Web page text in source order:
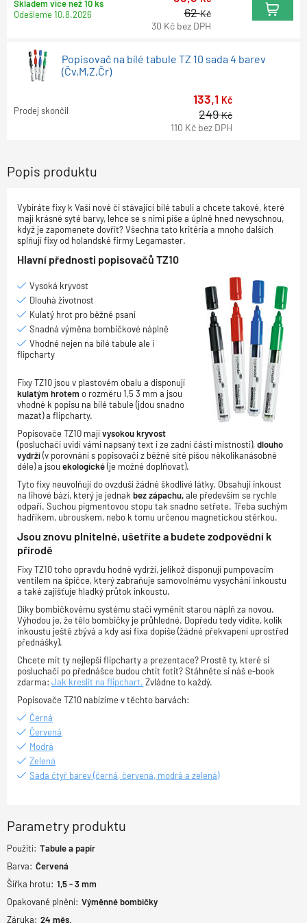
Skladem více než 10 ks
Odešleme10.8.2026 62Kč
30 Kč bez DPH
Popisovač na bílé tabule TZ 10 sada 4 barev
(Čv,M,Z,Čr)
Prodej skončil
133,1 Kč
249Kč
110 Kč bez DPH
Popis produktu
Vybíráte fixy k Vaší nové či stávající bílé tabuli a chcete takové, které
mají krásné syté barvy, lehce se s nimi píše a úplně hned nevyschnou,
když je zapomenete dovřít? Všechna tato kritéria a mnoho dalších
splňují fixy od holandské firmy Legamaster.
Hlavní přednosti popisovačů TZ10
Vysoká kryvost
Dlouhá životnost
Kulatý hrot pro běžné psaní
Snadná výměna bombičkové náplně
Vhodné nejen na bílé tabule ale i
flipcharty
Fixy TZ10 jsou v plastovém obalu a disponují
kulatým hrotem o rozměru 1,5 3 mm a jsou
vhodné k popisu na bílé tabule (jdou snadno
mazat) a flipcharty.
Popisovače TZ10 majívysokou kryvost
(posluchači uvidí vámi napsaný text i ze zadní části místnosti),dlouho
vydrží(v porovnání s popisovači z běžné sítě píšou několikanásobně
déle) a jsou ekologické(je možné doplňovat).
Tyto fixy neuvolňují do ovzduší žádné škodlivé látky. Obsahují inkoust
na lihové bázi, který je jednak bez zápachu,ale především se rychle
odpaří. Suchou pigmentovou stopu tak snadno setřete. Třeba suchým
hadříkem, ubrouskem, nebo k tomu určenou magnetickou stěrkou.
Jsou znovu plnitelné, ušetříte a budete zodpovědní k
přírodě
Fixy TZ10 toho opravdu hodně vydrží, jelikož disponují pumpovacím
ventilem na špičce, který zabraňuje samovolnému vysychání inkoustu
a také zajišťuje hladký průtok inkoustu.
Díky bombičkovému systému stačí vyměnit starou náplň za novou.
Výhodou je, že tělo bombičky je průhledné. Dopředu tedy vidíte, kolik
inkoustu ještě zbývá a kdy asi fixa dopíše (žádné překvapení uprostřed
přednášky).
Chcete mít ty nejlepší flipcharty a prezentace? Prostě ty, které si
posluchači po přednášce budou chtít fotit? Stáhněte si náš e-book
zdarma: Jak kreslit na flipchart. Zvládne to každý.
Popisovače TZ10 nabízíme v těchto barvách:
Černá
Červená
Modrá
Zelená
Sada čtyř barev (černá, červená, modrá a zelená)
Parametry produktu
Použití: Tabule a papír
Barva: Červená
Šířka hrotu: 1,5 - 3mm
Opakované plnění: Výměnné bombičky
Záruka: 24 měs.